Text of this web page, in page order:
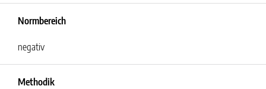
Normbereich
negativ
Methodik